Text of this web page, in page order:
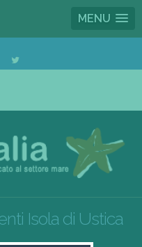
MENU
Isola di Ustica